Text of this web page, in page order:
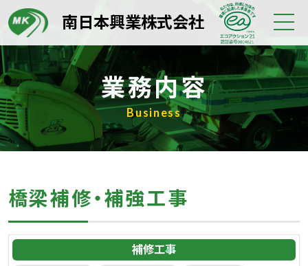
南日本興業株式会社
業務内容
Business
橋梁補修・補強工事
補修工事